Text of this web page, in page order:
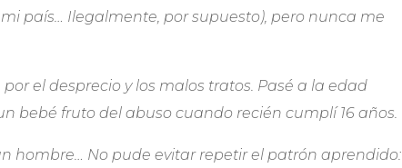
país… Ilegalmente, por supuesto), pero nunca me
el desprecio y los malos tratos. Pasé a la edad
bebé fruto del abuso cuando recién cumplí 16 años.
hombre… No pude evitar repetir el patrón aprendido: